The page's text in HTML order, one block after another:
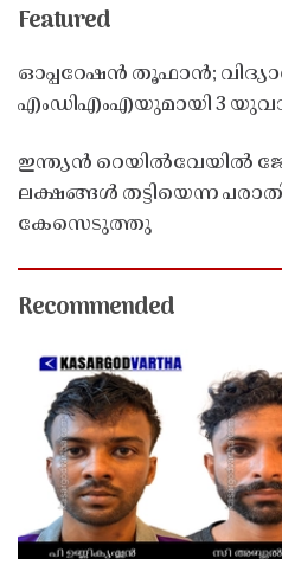
Featured
ഓപ്പറേഷൻ തൂഫാൻ;
എംഡിഎംഎയുമായി 3
ഇന്ത്യൻ റെയിൽവേയിൽ
ലക്ഷങ്ങൾ തട്ടിയെന്ന
കേസെടുത്തു
Recommended